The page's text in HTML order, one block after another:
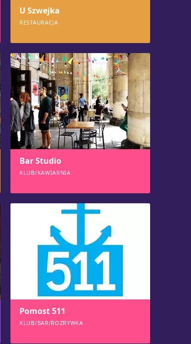
U Szwejka
RESTAURACJA
Bar Studio
KLUB/KAWIARNIA
Pomost 511
KLUB/BAR/ROZRYWKA